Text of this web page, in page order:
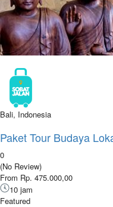
Bali, Indonesia
Paket Tour Budaya
0
(No Review)
From Rp. 475.000,00
10 jam
Featured